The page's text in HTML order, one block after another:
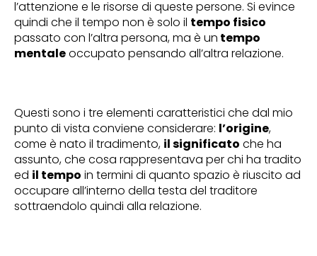
l’attenzione e le risorse di queste persone. Si evince
quindi che il tempo non è solo il tempo fisico
passato con l’altra persona, ma è un tempo
mentaleoccupato pensando all’altra relazione.
Questi sono i tre elementi caratteristici che dal mio
punto di vista conviene considerare: l’origine,
come è nato il tradimento, il significato che ha
assunto, che cosa rappresentava per chi ha tradito
ed il tempo in termini di quanto spazio è riuscito ad
occupare all’interno della testa del traditore
sottraendolo quindi alla relazione.